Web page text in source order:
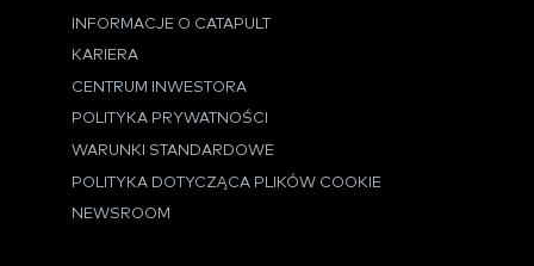
INFORMACJE O CATAPULT
KARIERA
CENTRUM INWESTORA
POLITYKA PRYWATNOŚCI
WARUNKI STANDARDOWE
POLITYKA DOTYCZĄCA PLIKÓW COOKIE
NEWSROOM